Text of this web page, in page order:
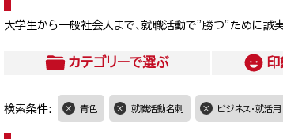
大学生から一般社会人まで、就職活動で”勝つ”ために誠
カテゴリーで選ぶ 印
検索条件: 青色 就職活動名刺 ビジネス・就活用